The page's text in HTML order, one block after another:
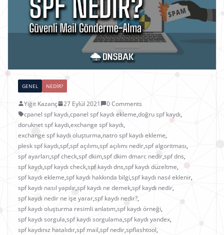
GENEL NEDIR?
Yiğit Kazanç 27 Eylül 2021
0 Comments
cpanel spf kaydı,cpanel spf kaydı ekleme,doğru spf kaydı,
doruknet spf kaydı,exchange spf kaydı,
exchange spf kaydı oluşturma,natro spf kaydı ekleme,
plesk spf kaydı,spf,spf açılımı,spf açılımı nedir,spf algoritması,
spf ayarları,spf check,spf dkim,spf dkim dmarc nedir,spf dns,
spf kaydı,spf kaydı check,spf kaydı dns,spf kaydı düzeltme,
spf kaydı ekleme,spf kaydı hakkında bilgi,spf kaydı nasıl eklenir,
spf kaydı nasıl yapılır,spf kaydı ne demek,spf kaydı nedir,
spf kaydı nedir ne işe yarar,spf kaydı nedir?,
spf kaydı oluşturma resimli anlatım,spf kaydı örneği,
spf kaydı sorgula,spf kaydı sorgulama,spf kaydı yandex,
spf kaydınız hatalıdır,spf mail,spf nedir,spflashtool,